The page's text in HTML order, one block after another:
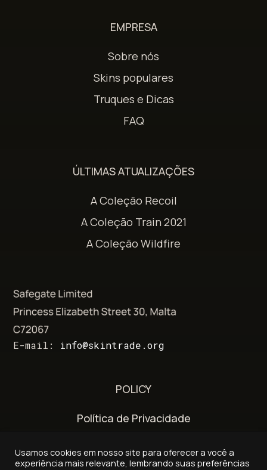
EMPRESA
Sobre nós
Skins populares
Truques e Dicas
FAQ
ÚLTIMAS ATUALIZAÇÕES
A Coleção Recoil
A Coleção Train 2021
A Coleção Wildfire
E-mail: info@skintrade.org
POLICY
Política de Privacidade
Usamos cookies em nosso site para oferecer a você a
experiência mais relevante, lembrando suas preferências